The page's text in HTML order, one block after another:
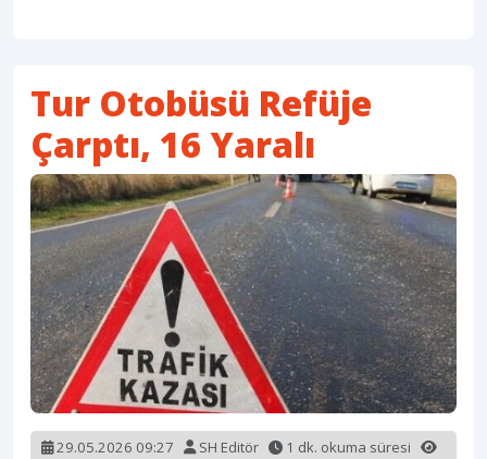
Tur Otobüsü Refüje
Çarptı, 16 Yaralı
29.05.2026 09:27 SH Editör
1 dk. okuma süresi